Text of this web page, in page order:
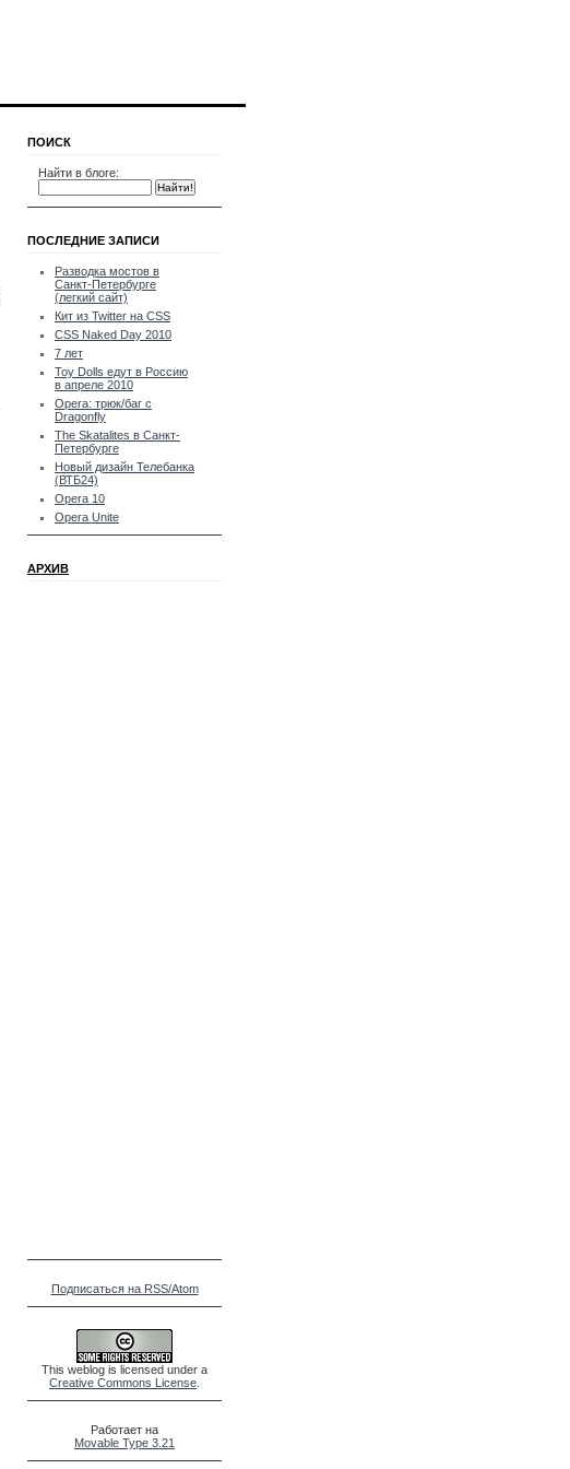
ПОИСК
Найти в блоге:
ПОСЛЕДНИЕ ЗАПИСИ
Разводка мостов в
Санкт-Петербурге
(легкий сайт)
Кит из Twitter на CSS
CSS Naked Day 2010
7 лет
Toy Dolls едут в Россию
в апреле 2010
Opera: трюк/баг с
Dragonfly
The Skatalites в Санкт-
Петербурге
Новый дизайн Телебанка
(ВТБ24)
Opera 10
Opera Unite
АРХИВ
Подписаться на RSS/Atom
This weblog is licensed under a
Creative Commons License
Работает на
Movable Type 3.21